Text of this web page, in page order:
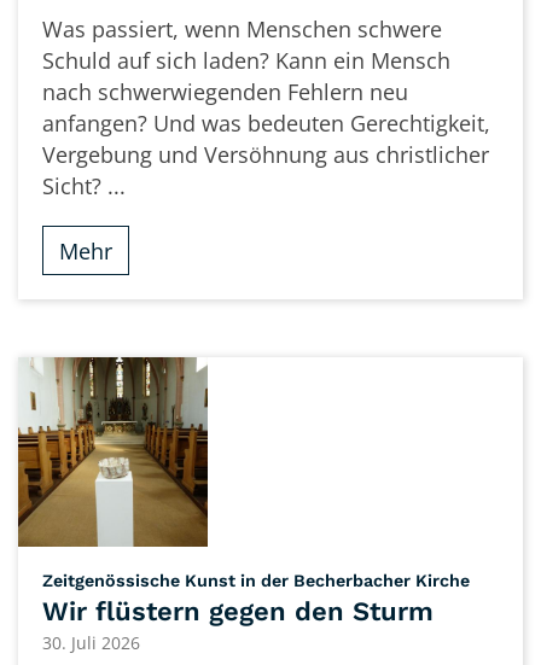
Was passiert, wenn Menschen schwere
Schuld auf sich laden? Kann ein Mensch
nach schwerwiegenden Fehlern neu
anfangen? Und was bedeuten Gerechtigkeit,
Vergebung und Versöhnung aus christlicher
Sicht? ...
Mehr
Zeitgenössische Kunst in der Becherbacher Kirche:
Wir flüstern gegen den Sturm
30. Juli 2026